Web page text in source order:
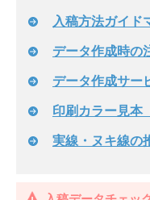
入稿方法ガイド
データ作成時の
データ作成サー
印刷カラー見本
実線・ヌキ線の